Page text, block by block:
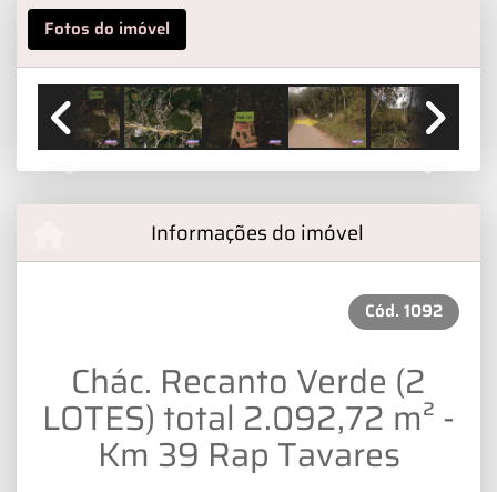
Fotos do imóvel
IMPORT49
Previous Next
Informações do imóvel
Cód. 1092
Chác. Recanto Verde (2
LOTES) total 2.092,72 m² -
Km 39 Rap Tavares